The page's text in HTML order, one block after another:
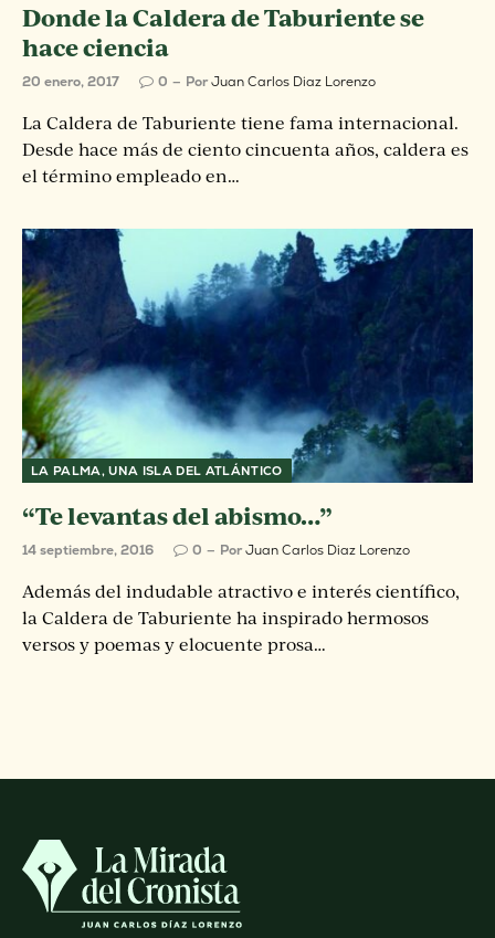
Donde la Caldera de Taburiente se
hace ciencia
20 enero, 2017 0 PorJuan Carlos Diaz Lorenzo
La Caldera de Taburiente tiene fama internacional.
Desde hace más de ciento cincuenta años, caldera es
el término empleado en…
LA PALMA, UNA ISLA DEL ATLÁNTICO
“Te levantas del abismo…”
14 septiembre, 2016 0 PorJuan Carlos Diaz Lorenzo
Además del indudable atractivo e interés científico,
la Caldera de Taburiente ha inspirado hermosos
versos y poemas y elocuente prosa…